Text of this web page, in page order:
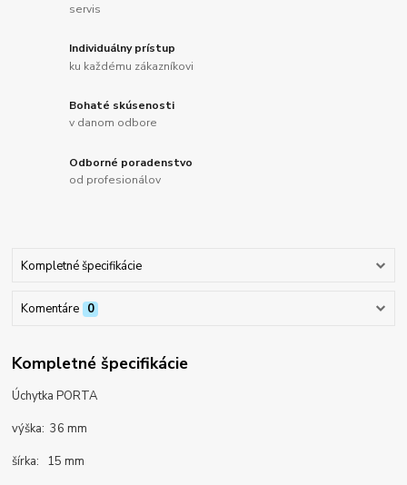
servis
Individuálny prístup
ku každému zákazníkovi
Bohaté skúsenosti
v danom odbore
Odborné poradenstvo
od profesionálov
Kompletné špecifikácie
Komentáre 0
Kompletné špecifikácie
Úchytka PORTA
výška: 36 mm
šírka: 15 mm